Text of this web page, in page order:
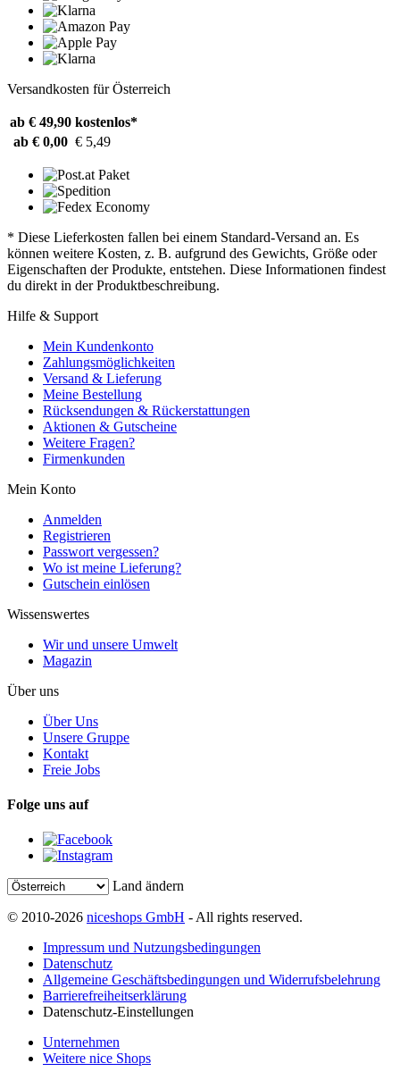
Versandkosten für Österreich
ab € 49,90 kostenlos*
ab € 0,00 € 5,49
* Diese Lieferkosten fallen bei einem Standard-Versand an. Es
können weitere Kosten, z. B. aufgrund des Gewichts, Größe oder
Eigenschaften der Produkte, entstehen. Diese Informationen findest
du direkt in der Produktbeschreibung.
Hilfe & Support
Mein Kundenkonto
Zahlungsmöglichkeiten
Versand & Lieferung
Meine Bestellung
Rücksendungen & Rückerstattungen
Aktionen & Gutscheine
Weitere Fragen?
Firmenkunden
Mein Konto
Anmelden
Registrieren
Passwort vergessen?
Wo ist meine Lieferung?
Gutschein einlösen
Wissenswertes
Wir und unsere Umwelt
Magazin
Über uns
Über Uns
Unsere Gruppe
Kontakt
Freie Jobs
Folge uns auf
Land ändern
© 2010-2026 niceshops GmbH - All rights reserved.
Impressum und Nutzungsbedingungen
Datenschutz
Allgemeine Geschäftsbedingungen und Widerrufsbelehrung
Barrierefreiheitserklärung
Datenschutz-Einstellungen
Unternehmen
Weitere nice Shops